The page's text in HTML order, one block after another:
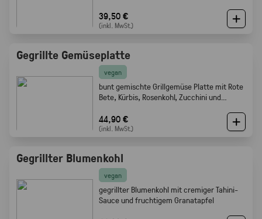
39,50 €
(inkl. MwSt.)
Gegrillte Gemüseplatte
vegan
bunt gemischte Grillgemüse Platte mit Rote
Bete, Kürbis, Rosenkohl, Zucchini und
44,90 €
(inkl. MwSt.)
Gegrillter Blumenkohl
vegan
gegrillter Blumenkohl mit cremiger Tahini-
Sauce und fruchtigem Granatapfel